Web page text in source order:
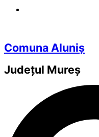
Comuna Aluniș
Județul Mureș